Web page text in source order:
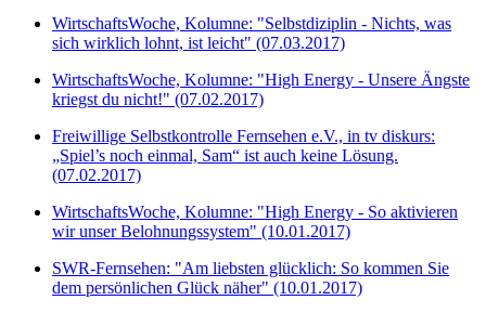
WirtschaftsWoche, Kolumne: "Selbstdiziplin - Nichts, was
sich wirklich lohnt, ist leicht" (07.03.2017)
WirtschaftsWoche, Kolumne: "High Energy - Unsere Ängste
kriegst du nicht!" (07.02.2017)
Freiwillige Selbstkontrolle Fernsehen e.V., in tv diskurs:
„Spiel’s noch einmal, Sam“ ist auch keine Lösung.
(07.02.2017)
WirtschaftsWoche, Kolumne: "High Energy - So aktivieren
wir unser Belohnungssystem" (10.01.2017)
SWR-Fernsehen: "Am liebsten glücklich: So kommen Sie
dem persönlichen Glück näher" (10.01.2017)